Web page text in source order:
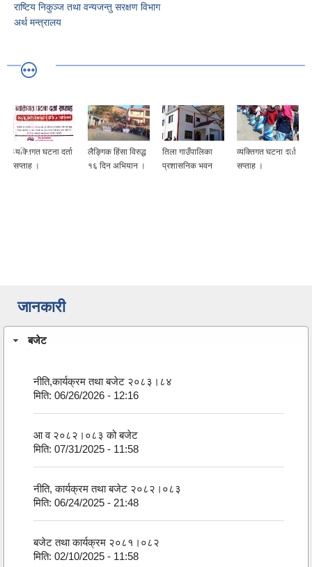
राष्टिय निकुञ्ज तथा वन्यजन्तु स‌रक्षण विभाग
अर्थ मन्त्रालय
व्यक्तिगत घटना दर्ता
सप्ताह ।
लैङ्गिक हिंसा विरुद्ध
१६ दिन अभियान ।
तिला गाउँपालिका
प्रशासनिक भवन
व्यक्तिगत घटना दर्ता
सप्ताह ।
जानकारी
बजेट
नीति,कार्यक्रम तथा बजेट २०८३।८४
मिति: 06/26/2026 - 12:16
आ व २०८२।०८३ को बजेट
मिति: 07/31/2025 - 11:58
नीति, कार्यक्रम तथा बजेट २०८२।०८३
मिति: 06/24/2025 - 21:48
बजेट तथा कार्यक्रम २०८१।०८२
मिति: 02/10/2025 - 11:58